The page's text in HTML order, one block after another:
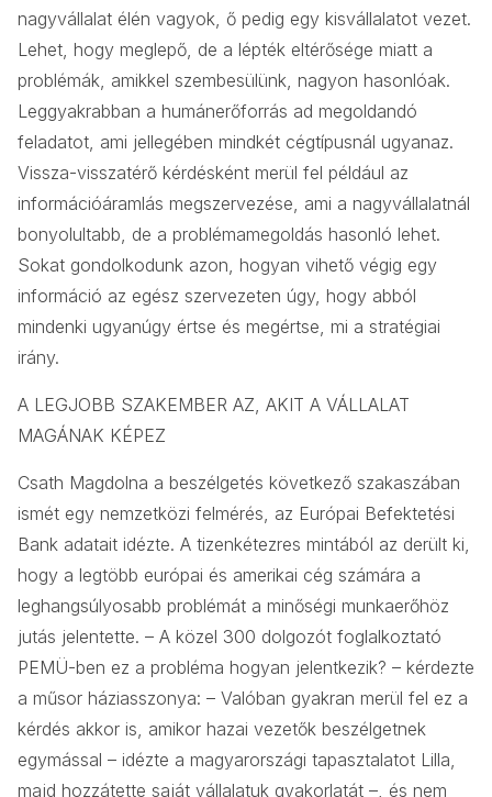
nagyvállalat élén vagyok, ő pedig egy kisvállalatot vezet.
Lehet, hogy meglepő, de a lépték eltérősége miatt a
problémák, amikkel szembesülünk, nagyon hasonlóak.
Leggyakrabban a humánerőforrás ad megoldandó
feladatot, ami jellegében mindkét cégtípusnál ugyanaz.
Vissza-visszatérő kérdésként merül fel például az
információáramlás megszervezése, ami a nagyvállalatnál
bonyolultabb, de a problémamegoldás hasonló lehet.
Sokat gondolkodunk azon, hogyan vihető végig egy
információ az egész szervezeten úgy, hogy abból
mindenki ugyanúgy értse és megértse, mi a stratégiai
irány.
A LEGJOBB SZAKEMBER AZ, AKIT A VÁLLALAT
MAGÁNAK KÉPEZ
Csath Magdolna a beszélgetés következő szakaszában
ismét egy nemzetközi felmérés, az Európai Befektetési
Bank adatait idézte. A tizenkétezres mintából az derült ki,
hogy a legtöbb európai és amerikai cég számára a
leghangsúlyosabb problémát a minőségi munkaerőhöz
jutás jelentette. – A közel 300 dolgozót foglalkoztató
PEMÜ-ben ez a probléma hogyan jelentkezik? – kérdezte
a műsor háziasszonya: – Valóban gyakran merül fel ez a
kérdés akkor is, amikor hazai vezetők beszélgetnek
egymással – idézte a magyarországi tapasztalatot Lilla,
majd hozzátette saját vállalatuk gyakorlatát –, és nem